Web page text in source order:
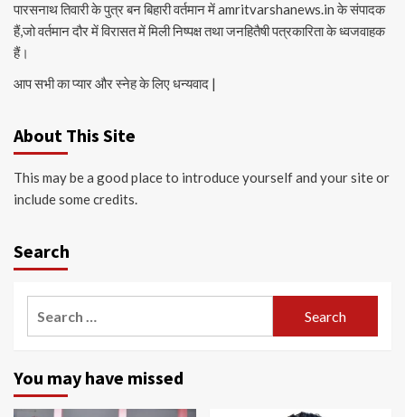
पारसनाथ तिवारी के पुत्र बन बिहारी वर्तमान में amritvarshanews.in के संपादक
हैं,जो वर्तमान दौर में विरासत में मिली निष्पक्ष तथा जनहितैषी पत्रकारिता के ध्वजवाहक
हैं।
आप सभी का प्यार और स्नेह के लिए धन्यवाद |
About This Site
This may be a good place to introduce yourself and your site or
include some credits.
Search
You may have missed